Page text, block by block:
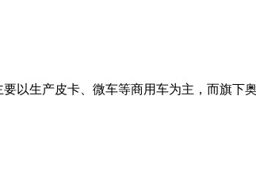
以生产皮卡、微车等商用车为主，而旗下